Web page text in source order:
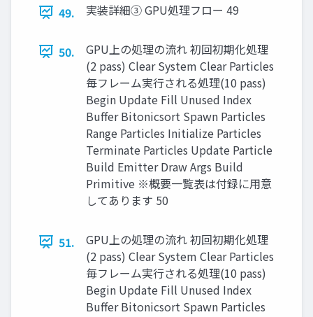
49. 実装詳細③ GPU処理フロー 49
50.
GPU上の処理の流れ 初回初期化処理
(2 pass) Clear System Clear Particles
毎フレーム実行される処理(10 pass)
Begin Update Fill Unused Index
Buffer Bitonicsort Spawn Particles
Range Particles Initialize Particles
Terminate Particles Update Particle
Build Emitter Draw Args Build
Primitive ※概要一覧表は付録に用意
してあります 50
51.
GPU上の処理の流れ 初回初期化処理
(2 pass) Clear System Clear Particles
毎フレーム実行される処理(10 pass)
Begin Update Fill Unused Index
Buffer Bitonicsort Spawn Particles